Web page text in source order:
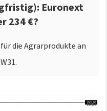
Euronext
234 €?
die Agrarprodukte an